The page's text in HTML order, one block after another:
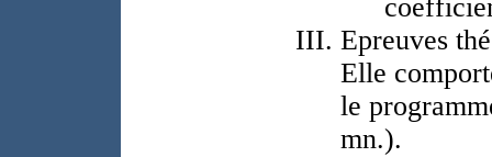
Epreuves
Elle
le
mn.).